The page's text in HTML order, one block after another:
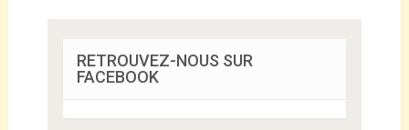
RETROUVEZ-NOUS SUR
FACEBOOK